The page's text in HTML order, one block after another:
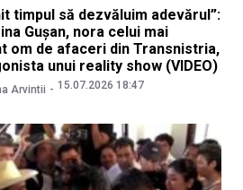
timpul să dezvăluim adevărul”:
Gușan, nora celui mai
om de afaceri din Transnistria,
unui reality show (VIDEO)
Arvintii 15.07.2026 18:47